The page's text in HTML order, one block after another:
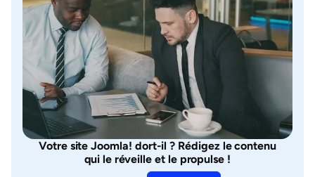
Votre site Joomla! dort-il ? Rédigez le contenu
qui le réveille et le propulse !